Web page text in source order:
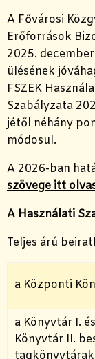
A Fővárosi
Erőforrások
2025.
ülésének
FSZEK
Szabályzata
jétől néhány
módosul.
A 2026-ban
szövege itt
A Használati
Teljes árú
a Központi
a Könyvtár I. és
Könyvtár II.